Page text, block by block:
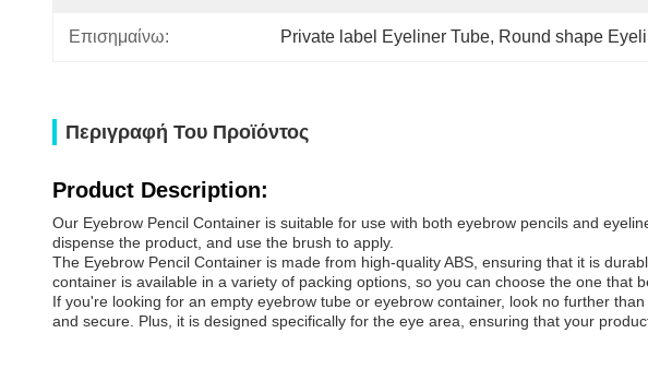
Επισημαίνω: Private label Eyeliner Tube, Round shape
Περιγραφή Του Προϊόντος
Product Description:
Our Eyebrow Pencil Container is suitable for use with both eyebrow pencils and
dispense the product, and use the brush to apply.
The Eyebrow Pencil Container is made from high-quality ABS, ensuring that it is
container is available in a variety of packing options, so you can choose the one that
If you're looking for an empty eyebrow tube or eyebrow container, look no further
and secure. Plus, it is designed specifically for the eye area, ensuring that your